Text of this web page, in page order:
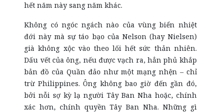
hết năm này sang năm khác.
Không có ngóc ngách nào của vùng biển nhiệt
đới này mà sự táo bạo của Nelson (hay Nielsen)
già không xộc vào theo lối hết sức thản nhiên.
Dấu vết của ông, nếu được vạch ra, hẳn phủ khắp
bản đồ của Quần đảo như một mạng nhện – chỉ
trừ Philippines. Ông không bao giờ đến gần đó,
bởi nỗi sợ kỳ lạ người Tây Ban Nha hoặc, chính
xác hơn, chính quyền Tây Ban Nha. Những gì